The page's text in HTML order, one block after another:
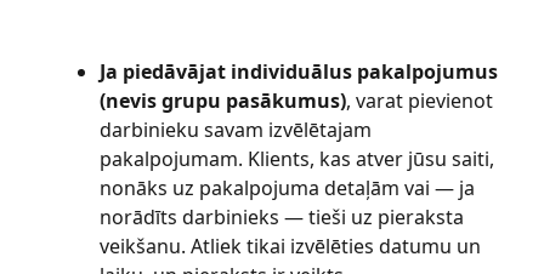
Ja piedāvājat individuālus pakalpojumus
(nevis grupu pasākumus), varat pievienot
darbinieku savam izvēlētajam
pakalpojumam. Klients, kas atver jūsu saiti,
nonāks uz pakalpojuma detaļām vai — ja
norādīts darbinieks — tieši uz pieraksta
veikšanu. Atliek tikai izvēlēties datumu un